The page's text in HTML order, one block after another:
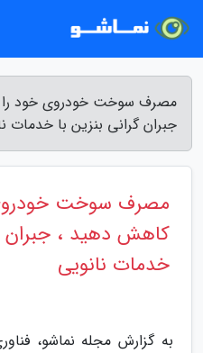
مصرف سوخت خودروی خود را
جبران گرانی بنزین با خدمات
مصرف سوخت
کاهش دهید ، جبران
خدمات نانویی
به گزارش مجله نماشو،